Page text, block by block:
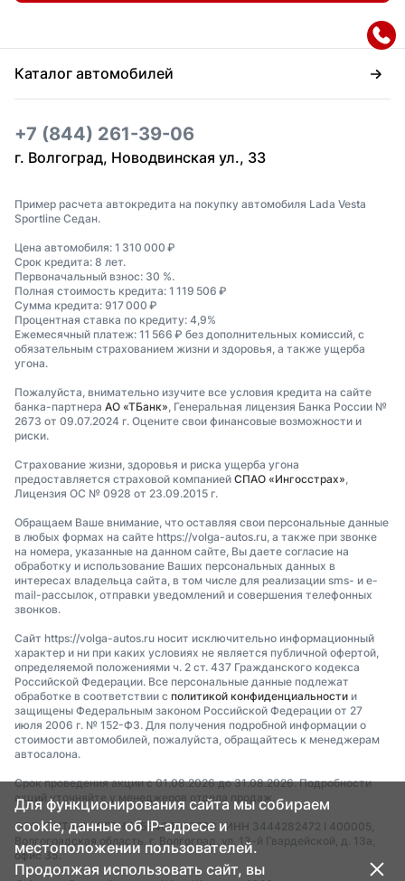
Каталог автомобилей
+7 (844) 261-39-06
г. Волгоград, Новодвинская ул., 33
Пример расчета автокредита на покупку автомобиля Lada Vesta
Sportline Седан.
Цена автомобиля: 1 310 000 ₽
Срок кредита: 8 лет.
Первоначальный взнос: 30 %.
Полная стоимость кредита: 1 119 506 ₽
Сумма кредита: 917 000 ₽
Процентная ставка по кредиту: 4,9%
Ежемесячный платеж: 11 566 ₽ без дополнительных комиссий, с
обязательным страхованием жизни и здоровья, а также ущерба
угона.
Пожалуйста, внимательно изучите все условия кредита на сайте
банка-партнера АО «ТБанк» , Генеральная лицензия Банка России №
2673 от 09.07.2024 г. Оцените свои финансовые возможности и
риски.
Страхование жизни, здоровья и риска ущерба угона
предоставляется страховой компанией СПАО «Ингосстрах»
Лицензия ОС № 0928 от 23.09.2015 г.
Обращаем Ваше внимание, что оставляя свои персональные данные
в любых формах на сайте https://volga-autos.ru, а также при звонке
на номера, указанные на данном сайте, Вы даете согласие на
обработку и использование Ваших персональных данных в
интересах владельца сайта, в том числе для реализации sms- и e-
mail-рассылок, отправки уведомлений и совершения телефонных
звонков.
Сайт https://volga-autos.ru носит исключительно информационный
характер и ни при каких условиях не является публичной офертой,
определяемой положениями ч. 2 ст. 437 Гражданского кодекса
Российской Федерации. Все персональные данные подлежат
обработке в соответствии с политикой конфиденциальности и
защищены Федеральным законом Российской Федерации от 27
июля 2006 г. № 152-ФЗ. Для получения подробной информации о
стоимости автомобилей, пожалуйста, обращайтесь к менеджерам
автосалона.
Срок проведения акции с 01.08.2026 до 31.08.2026. Подробности
акций уточняйте у менеджеров отдела продаж.
ООО "ТИТАН" I ОГРН 1253400007783 I ИНН 3444282472 I 400005,
Волгоградская область, г. Волгоград, ул. 13-й Гвардейской, д. 13а,
офис 35.
Для функционирования сайта мы собираем
cookie, данные об IP-адресе и
местоположении пользователей.
Продолжая использовать сайт, вы